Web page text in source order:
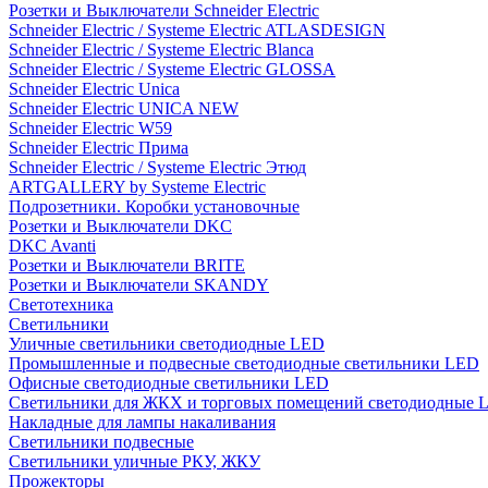
Розетки и Выключатели Schneider Electric
Schneider Electric / Systeme Electric ATLASDESIGN
Schneider Electric / Systeme Electric Blanca
Schneider Electric / Systeme Electric GLOSSA
Schneider Electric Unica
Schneider Electric UNICA NEW
Schneider Electric W59
Schneider Electric Прима
Schneider Electric / Systeme Electric Этюд
ARTGALLERY by Systeme Electric
Подрозетники. Коробки установочные
Розетки и Выключатели DKC
DKC Avanti
Розетки и Выключатели BRITE
Розетки и Выключатели SKANDY
Светотехника
Светильники
Уличные светильники светодиодные LED
Промышленные и подвесные светодиодные светильники LED
Офисные светодиодные светильники LED
Светильники для ЖКХ и торговых помещений светодиодные
Накладные для лампы накаливания
Светильники подвесные
Светильники уличные РКУ, ЖКУ
Прожекторы